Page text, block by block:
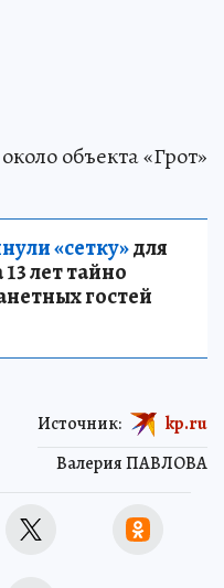
объекта «Грот»
«сетку»для
лет тайно
гостей
Валерия ПАВЛОВА
Источник: kp.ru